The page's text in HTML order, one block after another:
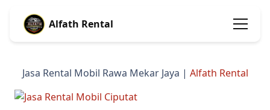
Alfath Rental
Jasa Rental Mobil Rawa Mekar Jaya | Alfath Rental